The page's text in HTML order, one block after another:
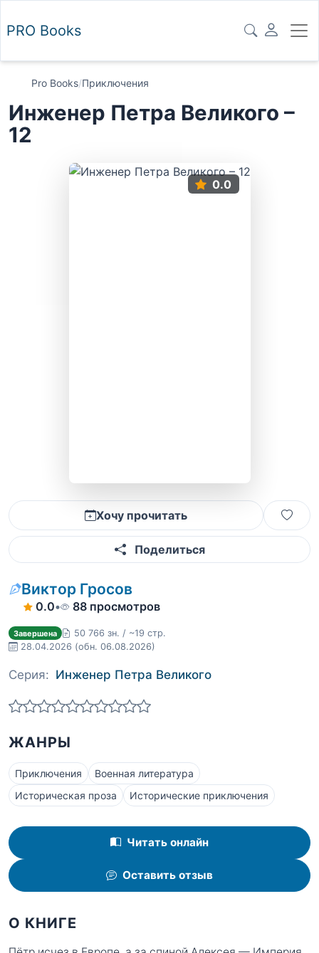
PRO Books
Pro Books/Приключения
Инженер Петра Великого –
12
0.0
Хочу прочитать
Поделиться
Виктор Гросов
0.0• 88 просмотров
Завершена
50 766 зн. / ~19 стр.
28.04.2026 (обн. 06.08.2026)
Серия: Инженер Петра Великого
ЖАНРЫ
Приключения
Военная литература
Историческая проза
Исторические приключения
Читать онлайн
Оставить отзыв
О КНИГЕ